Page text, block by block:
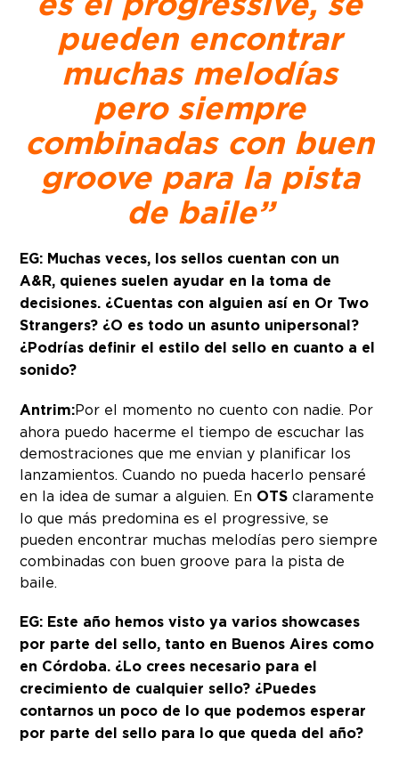
pueden encontrar
muchas melodías
pero siempre
combinadas con buen
groove para la pista
de baile”
EG: Muchas veces, los sellos cuentan con un
A&R, quienes suelen ayudar en la toma de
decisiones. ¿Cuentas con alguien así en Or Two
Strangers? ¿O es todo un asunto unipersonal?
¿Podrías definir el estilo del sello en cuanto a el
sonido?
Antrim:Por el momento no cuento con nadie. Por
ahora puedo hacerme el tiempo de escuchar las
demostraciones que me envian y planificar los
lanzamientos. Cuando no pueda hacerlo pensaré
en la idea de sumar a alguien. En OTS claramente
lo que más predomina es el progressive, se
pueden encontrar muchas melodías pero siempre
combinadas con buen groove para la pista de
baile.
EG: Este año hemos visto ya varios showcases
por parte del sello, tanto en Buenos Aires como
en Córdoba. ¿Lo crees necesario para el
crecimiento de cualquier sello? ¿Puedes
contarnos un poco de lo que podemos esperar
por parte del sello para lo que queda del año?